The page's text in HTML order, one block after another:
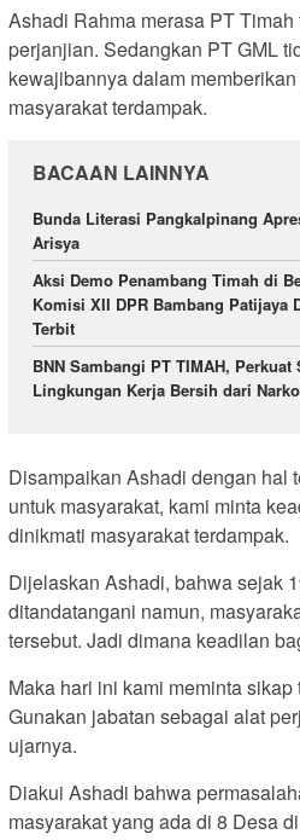
Ashadi Rahma merasa PT
perjanjian. Sedangkan PT GML
kewajibannya dalam
masyarakat terdampak.
BACAAN LAINNYA
Bunda Literasi Pangkalpinang
Arisya
Aksi Demo Penambang Timah di
Komisi XII DPR Bambang Patijaya
Terbit
BNN Sambangi PT TIMAH,
Lingkungan Kerja Bersih dari
Disampaikan Ashadi dengan hal
untuk masyarakat, kami minta
dinikmati masyarakat terdampak.
Dijelaskan Ashadi, bahwa sejak
ditandatangani namun,
tersebut. Jadi dimana keadilan
Maka hari ini kami meminta sikap
Gunakan jabatan sebagai alat
ujarnya.
Diakui Ashadi bahwa
masyarakat yang ada di 8 Desa